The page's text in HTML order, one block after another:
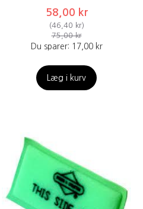
58,00 kr
(46,40 kr)
75,00 kr
Du sparer: 17,00 kr
Læg i kurv